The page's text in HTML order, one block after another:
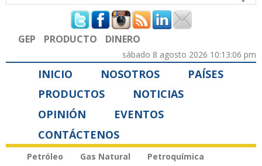
Formulario de búsqueda
GEP PRODUCTO DINERO
sábado 8 agosto 2026 10:13:06 pm
INICIO NOSOTROS
PAÍSES
PRODUCTOS
NOTICIAS
OPINIÓN
EVENTOS
CONTÁCTENOS
Petróleo Gas Natural
Petroquímica